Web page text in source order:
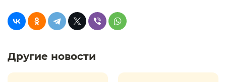
Другие новости